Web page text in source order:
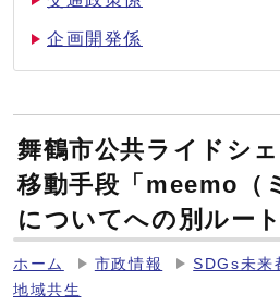
企画開発係
舞鶴市公共ライドシ
移動手段「meemo（
についてへの別ルート
ホーム 市政情報
SDGs未来
地域共生